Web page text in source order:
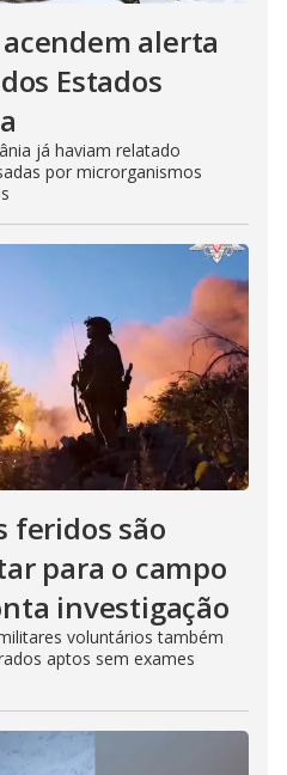
alerta
Estados
já haviam relatado
por microrganismos
feridos são
para o campo
investigação
voluntários também
aptos sem exames